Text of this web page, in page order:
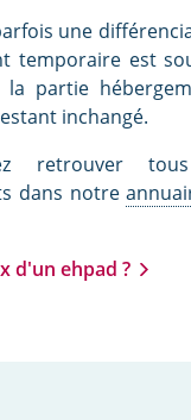
une
temporaire est
la partie
inchangé.
retrouver
dans notre
d'un ehpad ?